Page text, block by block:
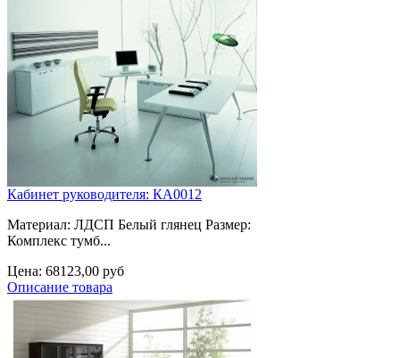
Кабинет руководителя: КА0012
Материал: ЛДСП Белый глянец Размер:
Комплекс тумб...
Цена: 68123,00 руб
Описание товара